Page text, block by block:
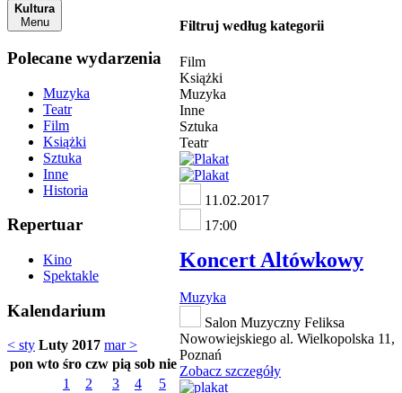
Kultura
Menu
Polecane wydarzenia
Muzyka
Teatr
Film
Książki
Sztuka
Inne
Historia
Repertuar
Kino
Spektakle
Kalendarium
< sty Luty 2017 mar >
pon wto śro czw pią sob nie
1
2 3 4
5
Filtruj według kategorii
Film
Książki
Muzyka
Inne
Sztuka
Teatr
11.02.2017
17:00
Koncert Altówkowy
Muzyka
Salon Muzyczny Feliksa
Nowowiejskiego al. Wielkopolska 11,
Poznań
Zobacz szczegóły